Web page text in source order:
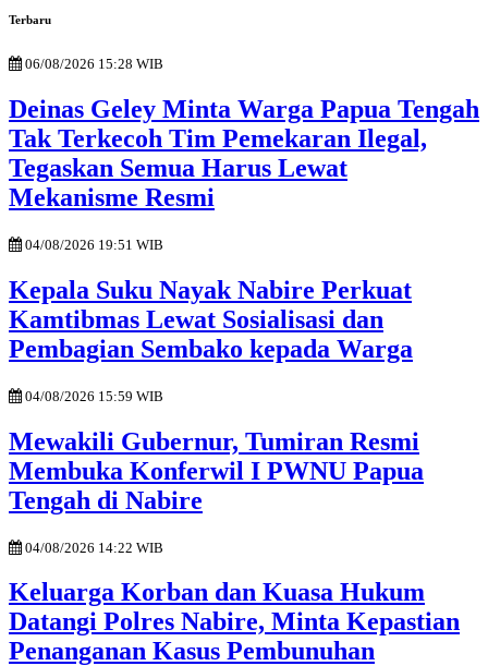
Terbaru
06/08/2026 15:28 WIB
Deinas Geley Minta Warga Papua Tengah
Tak Terkecoh Tim Pemekaran Ilegal,
Tegaskan Semua Harus Lewat
Mekanisme Resmi
04/08/2026 19:51 WIB
Kepala Suku Nayak Nabire Perkuat
Kamtibmas Lewat Sosialisasi dan
Pembagian Sembako kepada Warga
04/08/2026 15:59 WIB
Mewakili Gubernur, Tumiran Resmi
Membuka Konferwil I PWNU Papua
Tengah di Nabire
04/08/2026 14:22 WIB
Keluarga Korban dan Kuasa Hukum
Datangi Polres Nabire, Minta Kepastian
Penanganan Kasus Pembunuhan